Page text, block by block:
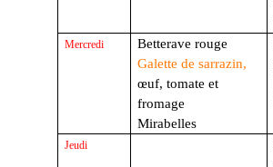
Mercredi
Betterave rouge
Galette de sarrazin,
œuf, tomate et
fromage
Mirabelles
Jeudi